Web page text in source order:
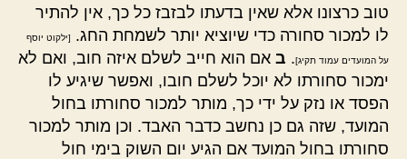
טוב כרצונו אלא שאין בדעתו לבזבז כל כך, אין להתיר
לו למכור סחורה כדי שיוציא יותר לשמחת החג.
[ילקוט יוסף
על המועדים עמוד תקיג]. ב אם הוא חייב לשלם איזה חוב, ואם לא
ימכור סחורתו לא יוכל לשלם חובו, ואפשר שיגיע לו
הפסד או נזק על ידי כך, מותר למכור סחורתו בחול
המועד, שזה גם כן נחשב כדבר האבד. וכן מותר למכור
סחורתו בחול המועד אם הגיע יום השוק בימי חול